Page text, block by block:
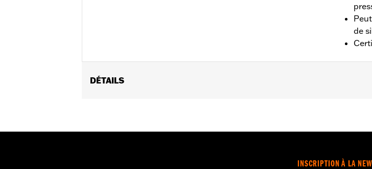
de
DÉTAILS
pour silencieux réf. 65900012 et 65900015.
Supports de silencieux 65900012 et 65900015, 2
INSCRIPTION À LA